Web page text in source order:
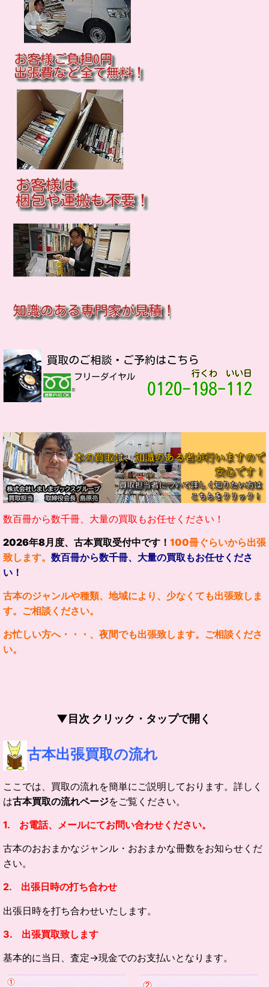
数百冊から数千冊、大量の買取もお任せください！
2026年8月度、古本買取受付中です！ 100冊ぐらいから出張
致します。 数百冊から数千冊、大量の買取もお任せくださ
い！
古本のジャンルや種類、地域により、少なくても出張致しま
す。ご相談ください。
お忙しい方へ・・・、夜間でも出張致します。ご相談くださ
い。
▼目次 クリック・タップで開く
古本出張買取の流れ
ここでは、買取の流れを簡単にご説明しております。詳しく
は古本買取の流れページをご覧ください。
1. お電話、メールにてお問い合わせください。
古本のおおまかなジャンル ・おおまかな冊数をお知らせくだ
さい。
2. 出張日時の打ち合わせ
出張日時を打ち合わせいたします。
3. 出張買取致します
基本的に当日、査定→現金でのお支払いとなります。